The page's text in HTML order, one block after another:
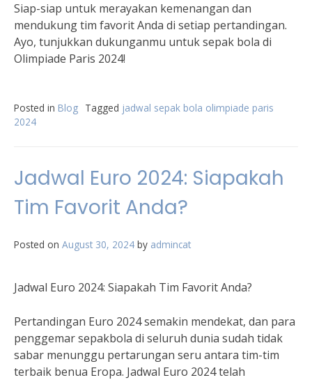
Siap-siap untuk merayakan kemenangan dan
mendukung tim favorit Anda di setiap pertandingan.
Ayo, tunjukkan dukunganmu untuk sepak bola di
Olimpiade Paris 2024!
Posted in Blog Tagged jadwal sepak bola olimpiade paris
2024
Jadwal Euro 2024: Siapakah
Tim Favorit Anda?
Posted on August 30, 2024 by admincat
Jadwal Euro 2024: Siapakah Tim Favorit Anda?
Pertandingan Euro 2024 semakin mendekat, dan para
penggemar sepakbola di seluruh dunia sudah tidak
sabar menunggu pertarungan seru antara tim-tim
terbaik benua Eropa. Jadwal Euro 2024 telah